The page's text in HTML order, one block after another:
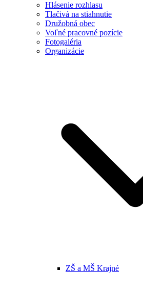
Hlásenie rozhlasu
Tlačivá na stiahnutie
Družobná obec
Voľné pracovné pozície
Fotogaléria
Organizácie
ZŠ a MŠ Krajné